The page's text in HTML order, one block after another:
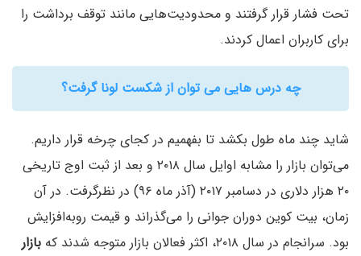
تحت فشار قرار گرفتند و محدودیت‌هایی مانند توقف برداشت را
برای کاربران اعمال کردند.
چه درس هایی می توان از شکست لونا گرفت؟
شاید چند ماه طول بکشد تا بفهمیم در کجای چرخه قرار داریم.
می‌توان بازار را مشابه اوایل سال ۲۰۱۸ و بعد از ثبت اوج تاریخی
۲۰ هزار دلاری در دسامبر ۲۰۱۷ (آذر ماه ۹۶) در نظرگرفت. در آن
زمان، بیت کوین دوران جوانی را می‌گذراند و قیمت روبه‌افزایش
بود. سرانجام در سال ۲۰۱۸، اکثر فعالان بازار متوجه شدند که
بازار